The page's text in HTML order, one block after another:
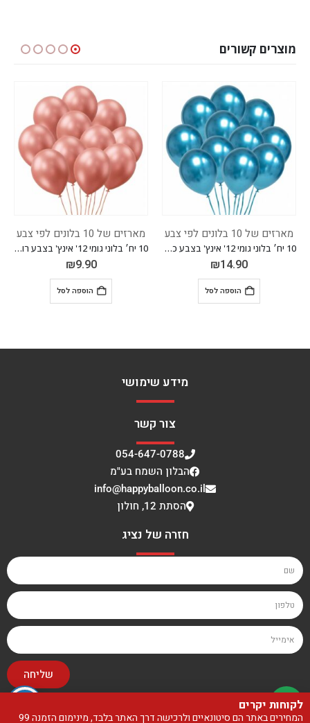
מוצרים קשורים
מארזים של 10 בלונים לפי צבע
₪9.90
הוספה לסל
מארזים של 10 בלונים לפי צבע
10 יח׳ בלוני גומי 12' אינץ' בצבע זהב
9.90
הוספה לסל
מידע שימושי
צור קשר
054-647-0788
הבלון השמח בע"מ
info@happyballoon.co.il
הסתת 12, חולון
חזרה של נציג
שליחה
האתר עוצב ונבנה על ידי סטודיו בייגלה
לקוחות יקרים
המחירים באתר הם סיטונאיים ולרכישה דרך האתר בלבד, מינימום הזמנה 99